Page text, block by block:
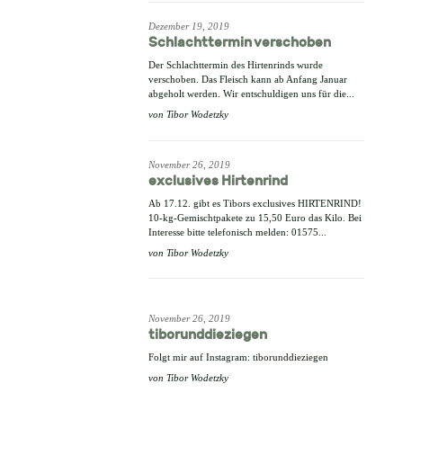
Dezember 19, 2019
Schlachttermin verschoben
Der Schlachttermin des Hirtenrinds wurde
verschoben. Das Fleisch kann ab Anfang Januar
abgeholt werden. Wir entschuldigen uns für die...
von Tibor Wodetzky
November 26, 2019
exclusives Hirtenrind
Ab 17.12. gibt es Tibors exclusives HIRTENRIND!
10-kg-Gemischtpakete zu 15,50 Euro das Kilo. Bei
Interesse bitte telefonisch melden: 01575...
von Tibor Wodetzky
November 26, 2019
tiborunddieziegen
Folgt mir auf Instagram: tiborunddieziegen
von Tibor Wodetzky